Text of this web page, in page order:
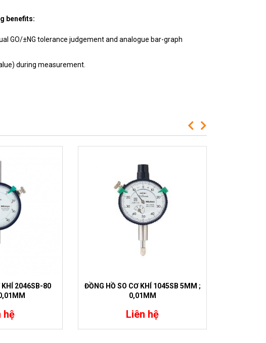
benefits:
GO/±NG tolerance judgement and analogue bar-graph
during measurement.
KHÍ 2046SB-80
hệ
ĐỒNG HỒ SO CƠ KHÍ 1045SB 5MM ;
0,01MM
Liên hệ